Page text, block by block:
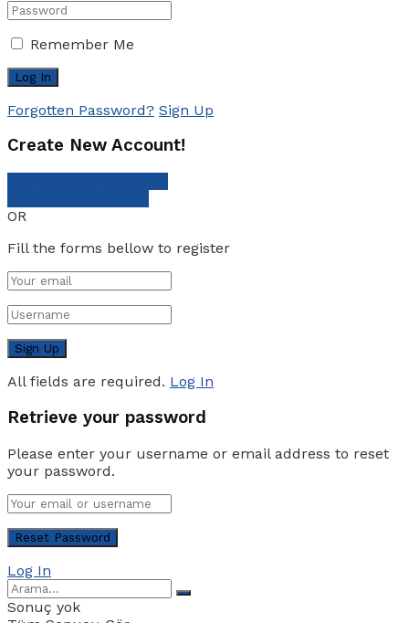
Remember Me
Forgotten Password? Sign Up
Create New Account!
OR
Fill the forms bellow to register
All fields are required. Log In
Retrieve your password
Please enter your username or email address to reset
your password.
Log In
Sonuç yok